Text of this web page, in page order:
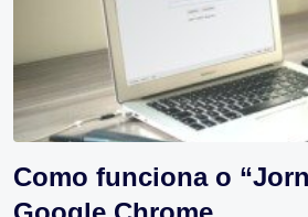
Como funciona o